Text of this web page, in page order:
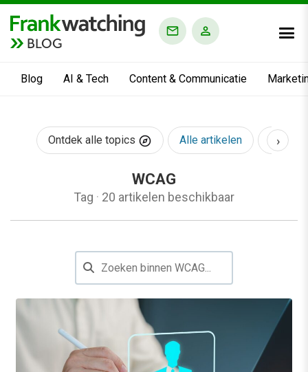
BLOG
Blog AI & Tech Content & Communicatie
Ontdek alle topics Alle artikelen AI &
›
WCAG
Tag · 20 artikelen beschikbaar